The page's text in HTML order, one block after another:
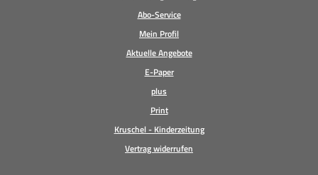
Abo-Service
Mein Profil
Aktuelle Angebote
E-Paper
plus
Print
Kruschel - Kinderzeitung
Vertrag widerrufen